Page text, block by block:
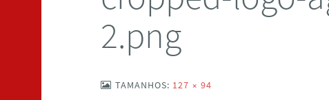
2.png
TAMANHOS: 127 × 94